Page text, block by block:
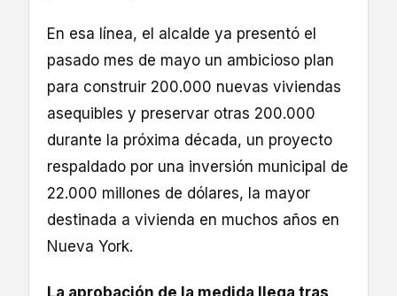
En esa línea, el alcalde ya presentó el
pasado mes de mayo un ambicioso plan
para construir 200.000 nuevas viviendas
asequibles y preservar otras 200.000
durante la próxima década, un proyecto
respaldado por una inversión municipal de
22.000 millones de dólares, la mayor
destinada a vivienda en muchos años en
Nueva York.